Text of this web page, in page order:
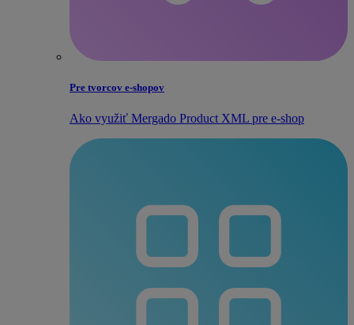
Pre tvorcov e‑shopov
Ako využiť Mergado Product XML pre e‑shop